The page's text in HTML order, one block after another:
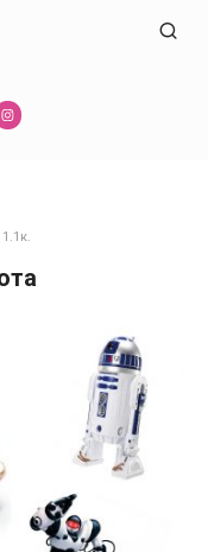
1.1к.